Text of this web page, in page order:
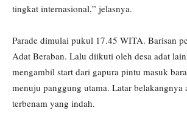
tingkat internasional,” jelasnya.
Parade dimulai pukul 17.45 WITA. Barisan
Adat Beraban. Lalu diikuti oleh desa adat
mengambil start dari gapura pintu masuk
menuju panggung utama. Latar belakangnya
terbenam yang indah.